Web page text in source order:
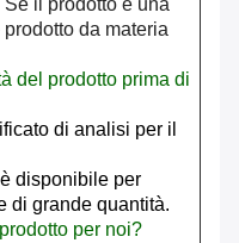
il prodotto è una
da materia
del prodotto prima di
di analisi per il
disponibile per
di grande quantità.
per noi?